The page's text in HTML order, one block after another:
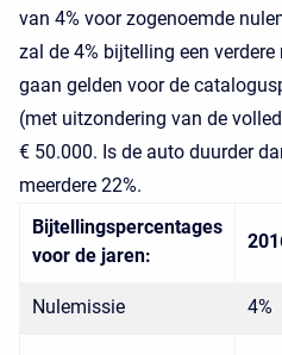
van 4% voor zogenoemde
zal de 4% bijtelling een
gaan gelden voor de
(met uitzondering van de
€ 50.000. Is de auto duurder
meerdere 22%.
Bijtellingspercentages
voor de jaren:
Nulemissie 4%